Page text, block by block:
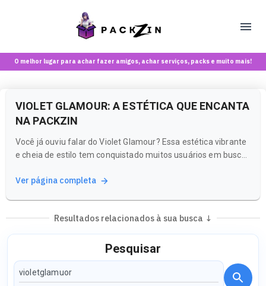
O melhor lugar para achar fazer amigos, achar serviços, packs e muito mais!
VIOLET GLAMOUR: A ESTÉTICA QUE ENCANTA
NA PACKZIN
Você já ouviu falar do Violet Glamour? Essa estética vibrante
e cheia de estilo tem conquistado muitos usuários em busca
Packzin, você pode explorar essa vibe e descobrir criadoras
Ver página completa
Resultados relacionados à sua busca ↓
Pesquisar